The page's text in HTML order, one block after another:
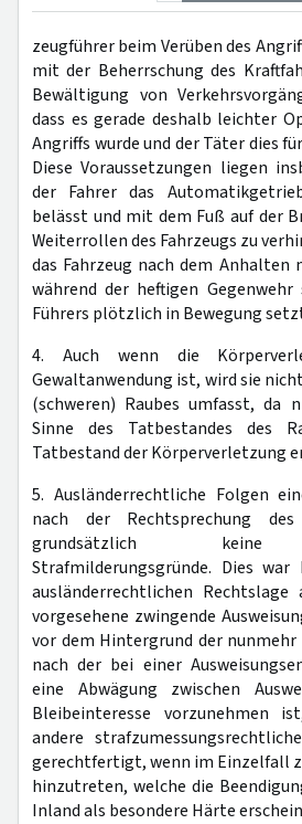
zeugführer beim Verüben des
mit der Beherrschung des
Bewältigung von
dass es gerade deshalb leichter
Angriffs wurde und der Täter dies
Diese Voraussetzungen liegen
der Fahrer das
belässt und mit dem Fuß auf der
Weiterrollen des Fahrzeugs zu
das Fahrzeug nach dem
während der heftigen Gegenwehr
Führers plötzlich in Bewegung
4. Auch wenn die
Gewaltanwendung ist, wird sie
(schweren) Raubes umfasst, da
Sinne des Tatbestandes des
Tatbestand der Körperverletzung
5. Ausländerrechtliche Folgen
nach der Rechtsprechung des
grundsätzlich keine
Strafmilderungsgründe. Dies
ausländerrechtlichen
vorgesehene zwingende
vor dem Hintergrund der
nach der bei einer
eine Abwägung zwischen
Bleibeinteresse vorzunehmen
andere
gerechtfertigt, wenn im Einzelfall
hinzutreten, welche die
Inland als besondere Härte